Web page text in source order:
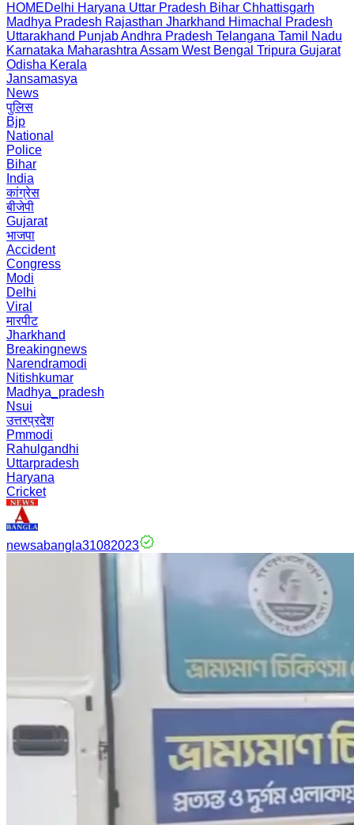
HOMEDelhi Haryana Uttar Pradesh Bihar Chhattisgarh
Madhya Pradesh Rajasthan Jharkhand Himachal Pradesh
Uttarakhand PunjabAndhra Pradesh Telangana Tamil Nadu
Karnataka Maharashtra Assam West Bengal Tripura Gujarat
Odisha Kerala
Jansamasya
News
पुलिस
Bjp
National
Police
Bihar
India
कांग्रेस
बीजेपी
Gujarat
भाजपा
Accident
Congress
Modi
Delhi
Viral
मारपीट
Jharkhand
Breakingnews
Narendramodi
Nitishkumar
Madhya_pradesh
Nsui
उत्तरप्रदेश
Pmmodi
Rahulgandhi
Uttarpradesh
Haryana
Cricket
newsabangla31082023